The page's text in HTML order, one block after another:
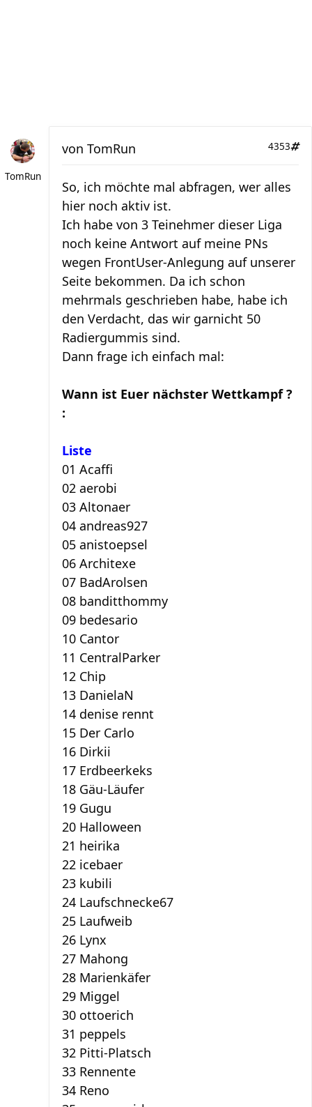
TomRun
4353
von TomRun
So, ich möchte mal abfragen, wer alles
hier noch aktiv ist.
Ich habe von 3 Teinehmer dieser Liga
noch keine Antwort auf meine PNs
wegen FrontUser-Anlegung auf unserer
Seite bekommen. Da ich schon
mehrmals geschrieben habe, habe ich
den Verdacht, das wir garnicht 50
Radiergummis sind.
Dann frage ich einfach mal:
Wann ist Euer nächster Wettkampf ?
:
Liste
01 Acaffi
02 aerobi
03 Altonaer
04 andreas927
05 anistoepsel
06 Architexe
07 BadArolsen
08 banditthommy
09 bedesario
10 Cantor
11 CentralParker
12 Chip
13 DanielaN
14 denise rennt
15 Der Carlo
16 Dirkii
17 Erdbeerkeks
18 Gäu-Läufer
19 Gugu
20 Halloween
21 heirika
22 icebaer
23 kubili
24 Laufschnecke67
25 Laufweib
26 Lynx
27 Mahong
28 Marienkäfer
29 Miggel
30 ottoerich
31 peppels
32 Pitti-Platsch
33 Rennente
34 Reno